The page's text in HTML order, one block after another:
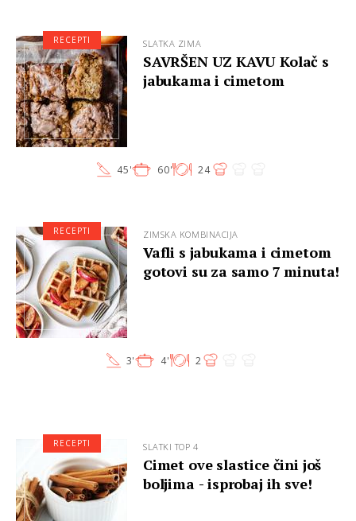
SLATKA ZIMA
SAVRŠEN UZ KAVU Kolač s
jabukama i cimetom
45' 60' 24
RECEPTI
ZIMSKA KOMBINACIJA
Vafli s jabukama i cimetom
gotovi su za samo 7 minuta!
3' 4' 2
RECEPTI
SLATKI TOP 4
Cimet ove slastice čini još
boljima - isprobaj ih sve!
RECEPTI